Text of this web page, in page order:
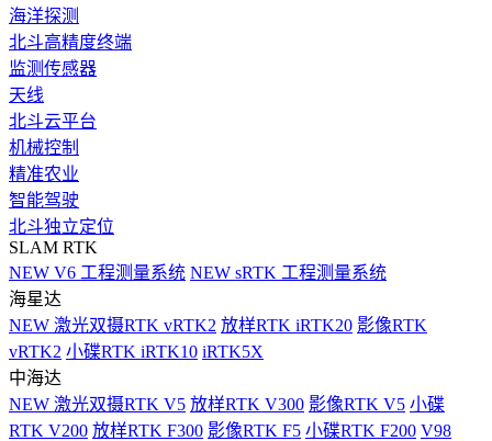
海洋探测
北斗高精度终端
监测传感器
天线
北斗云平台
机械控制
精准农业
智能驾驶
北斗独立定位
SLAM RTK
NEW V6 工程测量系统 NEW sRTK 工程测量系统
海星达
NEW 激光双摄RTK vRTK2 放样RTK iRTK20 影像RTK
vRTK2 小碟RTK iRTK10 iRTK5X
中海达
NEW 激光双摄RTK V5 放样RTK V300 影像RTK V5 小碟
RTK V200 放样RTK F300 影像RTK F5 小碟RTK F200 V98